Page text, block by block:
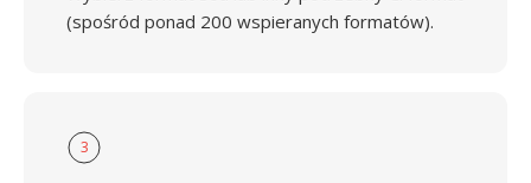
(spośród ponad 200 wspieranych formatów).
3